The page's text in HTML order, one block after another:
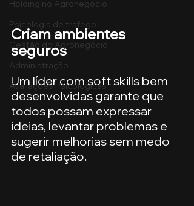
Holding no Agronegócio
Psicologia de tráfego
Gestão do Agronegócio
Administração
Avaliações Psicológicas
Criam ambientes
seguros
Um líder com soft skills bem
desenvolvidas garante que
todos possam expressar
ideias, levantar problemas e
sugerir melhorias sem medo
de retaliação.